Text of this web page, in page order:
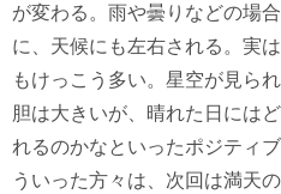
が変わる。雨や曇りなどの場
に、天候にも左右される。実
もけっこう多い。星空が見ら
胆は大きいが、晴れた日には
れるのかなといったポジティ
ういった方々は、次回は満天